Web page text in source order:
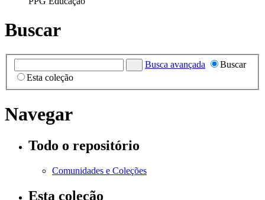
Buscar
Busca avançada
Buscar
Esta coleção
Navegar
Todo o repositório
Comunidades e Coleções
Esta coleção